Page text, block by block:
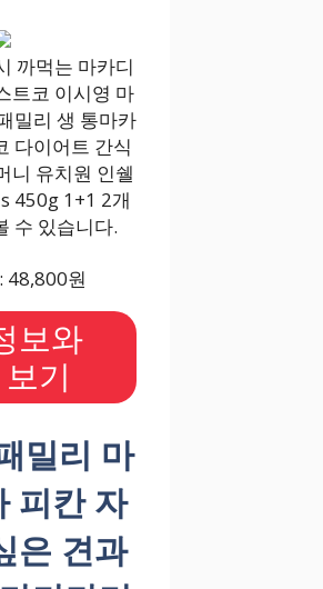
까먹는 마카디
트코 이시영 마
밀리 생 통마카
다이어트 간식
니 유치원 인쉘
450g 1+1 2개
수 있습니다.
48,800원
보와
기
밀리 마
피칸 자
은 견과